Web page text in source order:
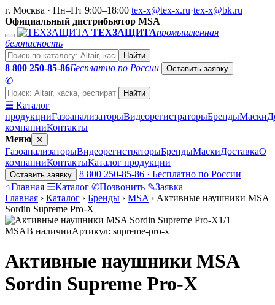
г. Москва · Пн–Пт 9:00–18:00 tex-x@tex-x.ru·tex-x@bk.ru
Официальный дистрибьютор MSA
ТЕХЗАЩИТАпромышленная
безопасность
Найти
8 800 250-85-86Бесплатно по России Оставить заявку
✆
Найти
☰ Каталог
продукцииГазоанализаторыВидеорегистраторыБрендыМаски
компанииКонтакты
Меню ✕
ГазоанализаторыВидеорегистраторыБрендыМаскиДоставкаО
компанииКонтактыКаталог продукции
Оставить заявку
8 800 250-85-86 · Бесплатно по России
⌂Главная ☰Каталог ✆Позвонить ✎Заявка
Главная › Каталог › Бренды › MSA › Активные наушники MSA
Sordin Supreme Pro-X
1/1
MSAВ наличииАртикул: supreme-pro-x
Активные наушники MSA
Sordin Supreme Pro-X